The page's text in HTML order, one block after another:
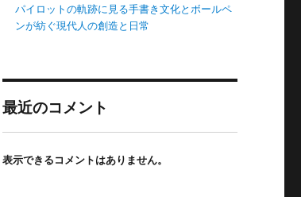
パイロットの軌跡に見る手書き文化とボールペ
ンが紡ぐ現代人の創造と日常
最近のコメント
表示できるコメントはありません。